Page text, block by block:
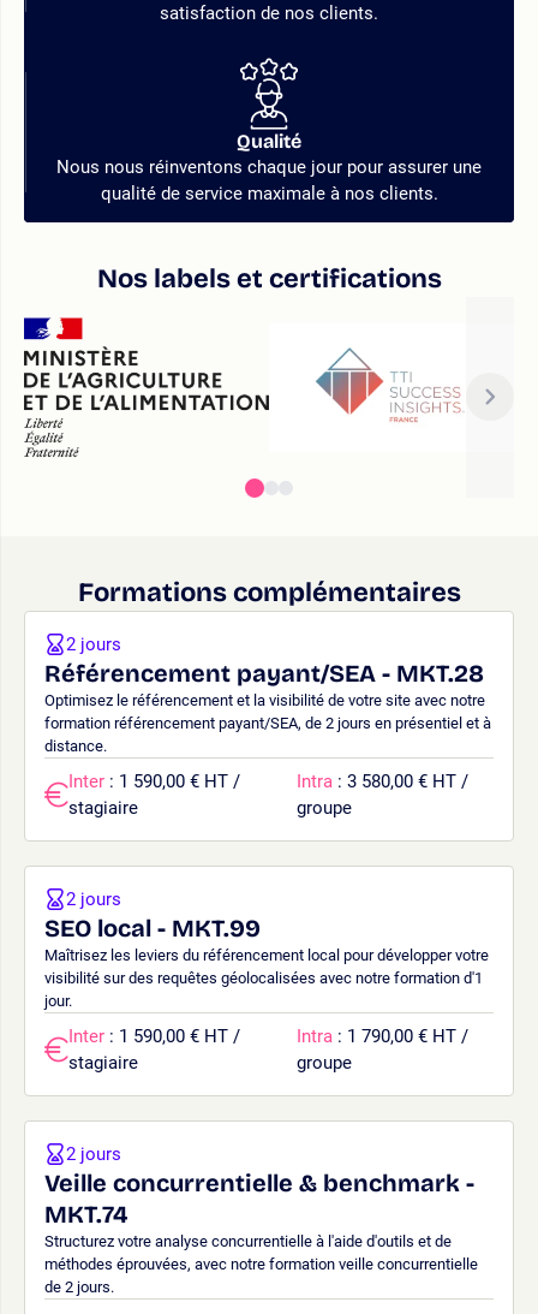
satisfaction de nos clients.
Qualité
Nous nous réinventons chaque jour pour assurer une
qualité de service maximale à nos clients.
Nos labels et certifications
Formations complémentaires
Référencement payant/SEA - MKT.28
Optimisez le référencement et la visibilité de votre site avec notre
formation référencement payant/SEA, de 2 jours en présentiel et à
distance.
2 jours
Inter : 1 590,00 € HT /
stagiaire
Intra : 3 580,00 € HT /
groupe
SEO local - MKT.99
Maîtrisez les leviers du référencement local pour développer votre
visibilité sur des requêtes géolocalisées avec notre formation d'1
jour.
2 jours
Inter : 1 590,00 € HT /
stagiaire
Intra : 1 790,00 € HT /
groupe
Veille concurrentielle & benchmark -
MKT.74
Structurez votre analyse concurrentielle à l'aide d'outils et de
méthodes éprouvées, avec notre formation veille concurrentielle
de 2 jours.
2 jours